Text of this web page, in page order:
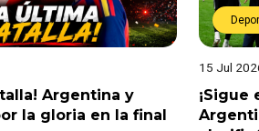
Argentina y
la gloria en la final
15 Jul
¡Sigue